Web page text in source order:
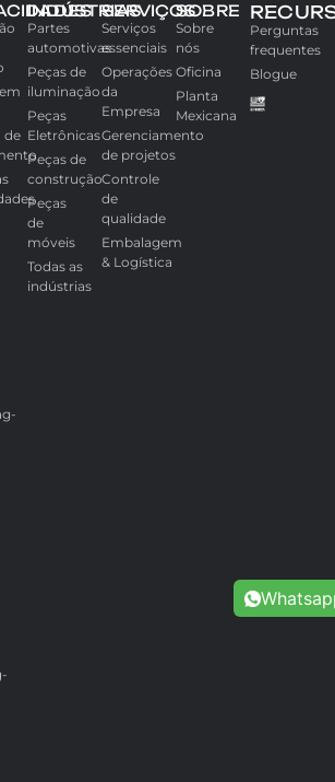
de
INDÚSTRIAS
Partes
automotivas
Peças de
iluminação
Peças
Eletrônicas
Peças de
construção
Peças
de
móveis
Todas as
indústrias
SERVIÇOS
Serviços
essenciais
Operações
da
Empresa
Gerenciamento
de projetos
Controle
de
qualidade
Embalagem
& Logística
SOBRE
Sobre
nós
Oficina
Planta
Mexicana
Perguntas
frequentes
Blogue